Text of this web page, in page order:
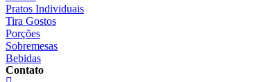
Pratos Individuais
Tira Gostos
Porções
Sobremesas
Bebidas
Contato